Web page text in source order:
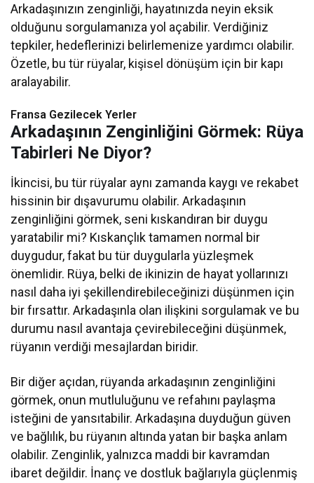
Arkadaşınızın zenginliği, hayatınızda neyin eksik
olduğunu sorgulamanıza yol açabilir. Verdiğiniz
tepkiler, hedeflerinizi belirlemenize yardımcı olabilir.
Özetle, bu tür rüyalar, kişisel dönüşüm için bir kapı
aralayabilir.
Fransa Gezilecek Yerler
Arkadaşının Zenginliğini Görmek: Rüya
Tabirleri Ne Diyor?
İkincisi, bu tür rüyalar aynı zamanda kaygı ve rekabet
hissinin bir dışavurumu olabilir. Arkadaşının
zenginliğini görmek, seni kıskandıran bir duygu
yaratabilir mi? Kıskançlık tamamen normal bir
duygudur, fakat bu tür duygularla yüzleşmek
önemlidir. Rüya, belki de ikinizin de hayat yollarınızı
nasıl daha iyi şekillendirebileceğinizi düşünmen için
bir fırsattır. Arkadaşınla olan ilişkini sorgulamak ve bu
durumu nasıl avantaja çevirebileceğini düşünmek,
rüyanın verdiği mesajlardan biridir.
Bir diğer açıdan, rüyanda arkadaşının zenginliğini
görmek, onun mutluluğunu ve refahını paylaşma
isteğini de yansıtabilir. Arkadaşına duyduğun güven
ve bağlılık, bu rüyanın altında yatan bir başka anlam
olabilir. Zenginlik, yalnızca maddi bir kavramdan
ibaret değildir. İnanç ve dostluk bağlarıyla güçlenmiş